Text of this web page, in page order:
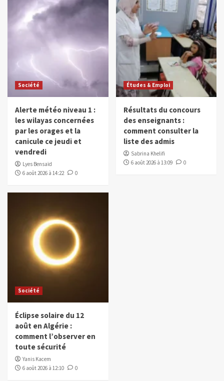
Société
Alerte météo niveau 1 :
les wilayas concernées
par les orages et la
canicule ce jeudi et
vendredi
Lyes Bensaïd
6 août 2026 à 14:22
0
Études & Emploi
Résultats du concours
des enseignants :
comment consulter la
liste des admis
Sabrina Khelifi
6 août 2026 à 13:09
0
Société
Éclipse solaire du 12
août en Algérie :
comment l’observer en
toute sécurité
Yanis Kacem
6 août 2026 à 12:10
0